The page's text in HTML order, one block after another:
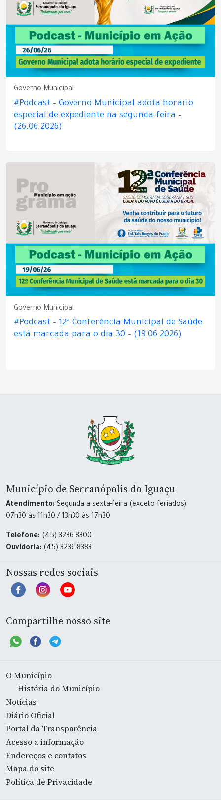
Governo Municipal
#Podcast – Governo Municipal adota horário
especial de expediente na segunda-feira –
(26.06.2026)
Governo Municipal
#Podcast – 12ª Conferência Municipal de Saúde
está marcada para o dia 30 – (19.06.2026)
Município de Serranópolis do Iguaçu
Atendimento: Segunda a sexta-feira (exceto feriados)
07h30 às 11h30 / 13h30 às 17h30
Telefone: (45) 3236-8300
Ouvidoria: (45) 3236-8383
Nossas redes sociais
Compartilhe nosso site
O Município
História do Município
Notícias
Diário Oficial
Portal da Transparência
Acesso a informação
Endereços e contatos
Mapa do site
Política de Privacidade